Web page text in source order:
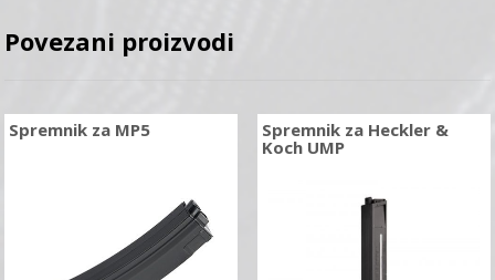
Povezani proizvodi
Spremnik za MP5
Spremnik za Heckler &
Koch UMP